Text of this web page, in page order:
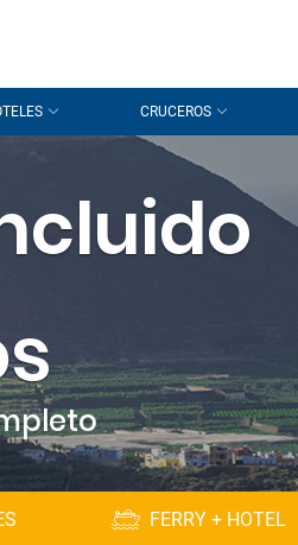
CRUCEROS
FERRY + HOTEL